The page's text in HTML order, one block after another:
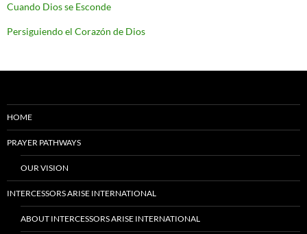
Cuando Dios se Esconde
Persiguiendo el Corazón de Dios
HOME
PRAYER PATHWAYS
OUR VISION
INTERCESSORS ARISE INTERNATIONAL
ABOUT INTERCESSORS ARISE INTERNATIONAL